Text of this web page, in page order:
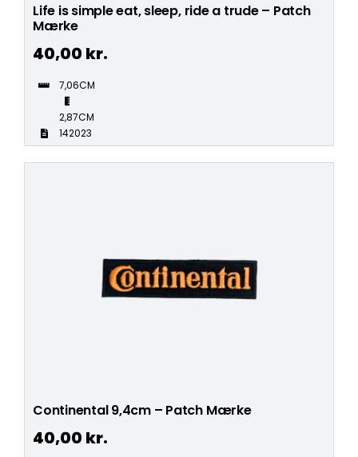
Life is simple eat, sleep, ride a trude – Patch
Mærke
40,00 kr.
7,06CM
2,87CM
142023
Continental 9,4cm – Patch Mærke
40,00 kr.